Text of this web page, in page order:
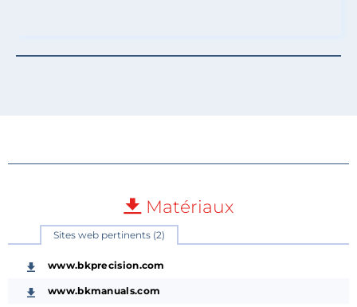
Matériaux
Sites web pertinents (2)
www.bkprecision.com
www.bkmanuals.com